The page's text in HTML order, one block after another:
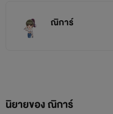
ณิการ์
นิยายของ ณิการ์